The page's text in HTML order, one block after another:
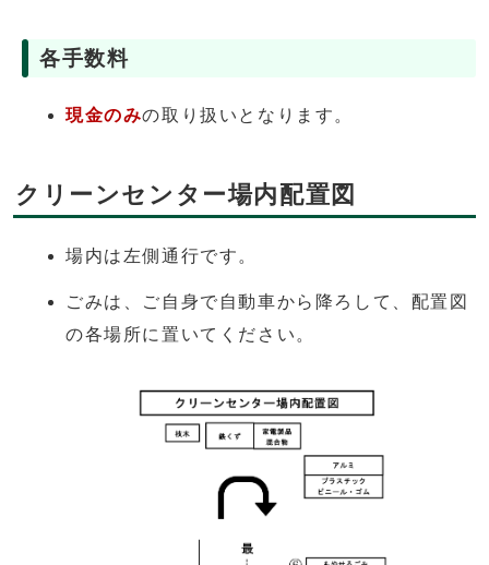
各手数料
現金のみの取り扱いとなります。
クリーンセンター場内配置図
場内は左側通行です。
ごみは、ご自身で自動車から降ろして、配置図
の各場所に置いてください。